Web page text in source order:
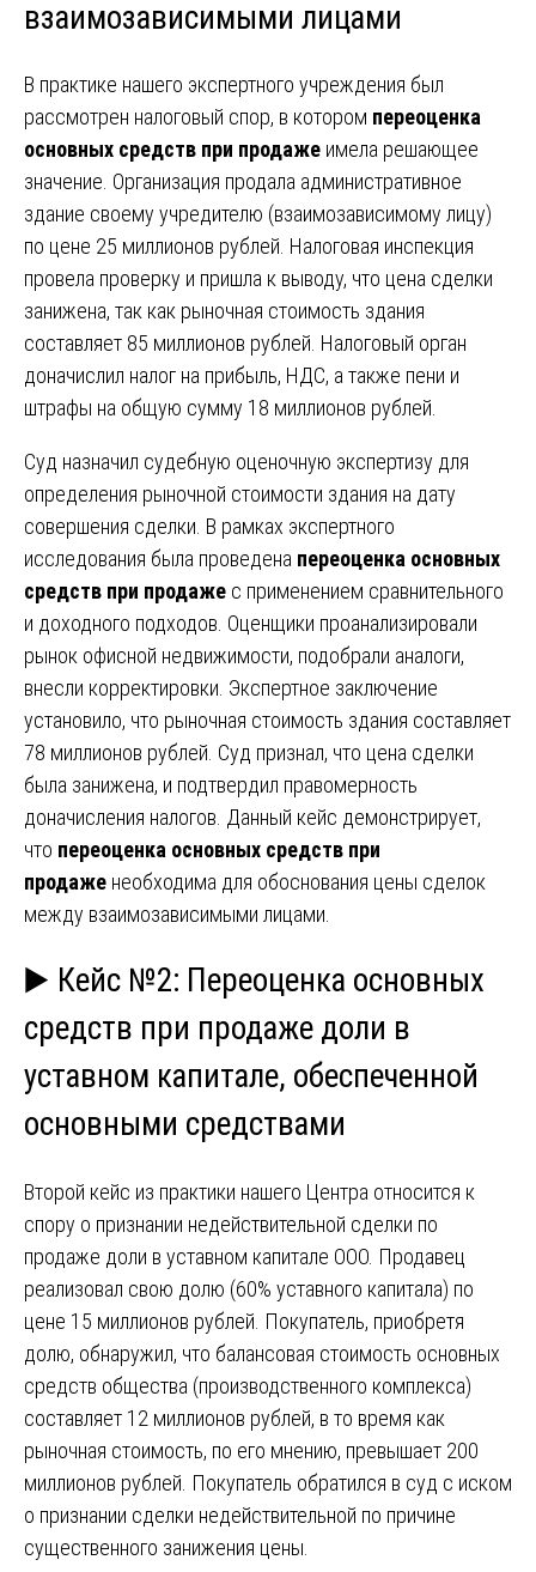
взаимозависимыми лицами
В практике нашего экспертного учреждения был
рассмотрен налоговый спор, в котором переоценка
основных средств при продаже имела решающее
значение. Организация продала административное
здание своему учредителю (взаимозависимому лицу)
по цене 25 миллионов рублей. Налоговая инспекция
провела проверку и пришла к выводу, что цена сделки
занижена, так как рыночная стоимость здания
составляет 85 миллионов рублей. Налоговый орган
доначислил налог на прибыль, НДС, а также пени и
штрафы на общую сумму 18 миллионов рублей.
Суд назначил судебную оценочную экспертизу для
определения рыночной стоимости здания на дату
совершения сделки. В рамках экспертного
исследования была проведена переоценка основных
средств при продаже с применением сравнительного
и доходного подходов. Оценщики проанализировали
рынок офисной недвижимости, подобрали аналоги,
внесли корректировки. Экспертное заключение
установило, что рыночная стоимость здания составляет
78 миллионов рублей. Суд признал, что цена сделки
была занижена, и подтвердил правомерность
доначисления налогов. Данный кейс демонстрирует,
что переоценка основных средств при
продаже необходима для обоснования цены сделок
между взаимозависимыми лицами.
▶️ Кейс №2: Переоценка основных
средств при продаже доли в
уставном капитале, обеспеченной
основными средствами
Второй кейс из практики нашего Центра относится к
спору о признании недействительной сделки по
продаже доли в уставном капитале ООО. Продавец
реализовал свою долю (60% уставного капитала) по
цене 15 миллионов рублей. Покупатель, приобретя
долю, обнаружил, что балансовая стоимость основных
средств общества (производственного комплекса)
составляет 12 миллионов рублей, в то время как
рыночная стоимость, по его мнению, превышает 200
миллионов рублей. Покупатель обратился в суд с иском
о признании сделки недействительной по причине
существенного занижения цены.